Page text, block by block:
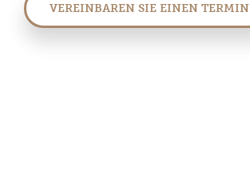
VEREINBAREN SIE EINEN TERMIN